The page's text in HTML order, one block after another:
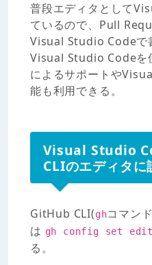
普段エディタとして
ているので、Pull
Visual Studio Codeで
Visual Studio Code
によるサポートや
能も利用できる。
Visual Studio
CLIのエディタに
GitHub CLI(ghコマン
は gh config set
る。